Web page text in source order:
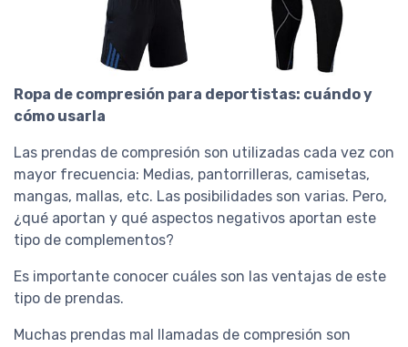
Ropa de compresión para deportistas: cuándo y
cómo usarla
Las prendas de compresión son utilizadas cada vez con
mayor frecuencia: Medias, pantorrilleras, camisetas,
mangas, mallas, etc. Las posibilidades son varias. Pero,
¿qué aportan y qué aspectos negativos aportan este
tipo de complementos?
Es importante conocer cuáles son las ventajas de este
tipo de prendas.
Muchas prendas mal llamadas de compresión son